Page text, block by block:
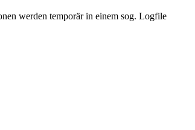
werden temporär in einem sog. Logfile